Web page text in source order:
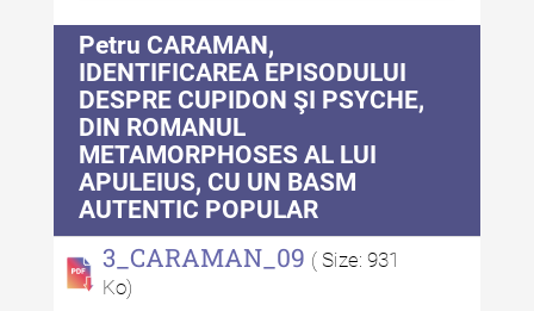
și Conservare-Restaurare a
Patrimoniului - 2021
Buletinul Centrului de Cercetare
și Conservare-Restaurare a
Patrimoniului - 2020
Buletinul Centrului de Cercetare
și Conservare-Restaurare a
Patrimoniului - 2019
Indexul Complet
Petru CARAMAN,
IDENTIFICAREA EPISODULUI
DESPRE CUPIDON ŞI PSYCHE,
DIN ROMANUL
METAMORPHOSES AL LUI
APULEIUS, CU UN BASM
AUTENTIC POPULAR
3_CARAMAN_09 ( Size: 931
Ko)